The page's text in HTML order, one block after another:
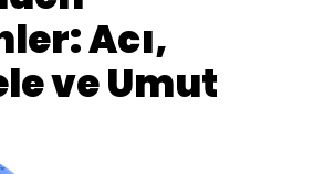
Acı,
ve Umut